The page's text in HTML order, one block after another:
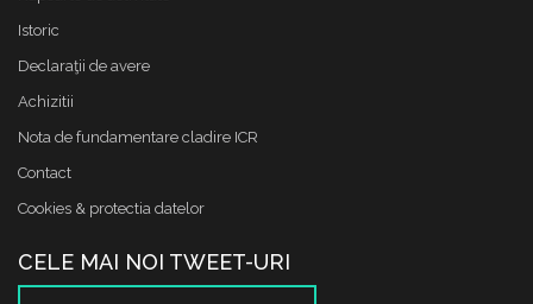
Istoric
Declaraţii de avere
Achizitii
Nota de fundamentare cladire ICR
Contact
Cookies & protectia datelor
CELE MAI NOI TWEET-URI